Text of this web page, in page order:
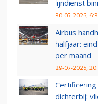
lijndienst
30-07-2026,
Airbus
halfjaar:
per maand
29-07-2026,
Certificering
dichterbij: